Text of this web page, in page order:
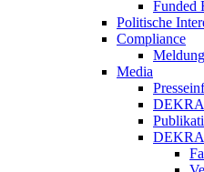
Funded
Politische
Compliance
Meldung
Media
DEKRA